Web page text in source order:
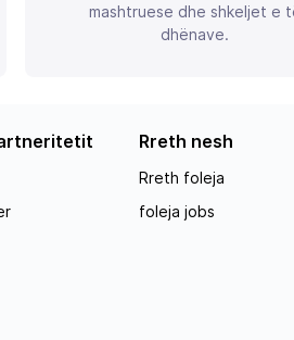
mashtruese dhe shkeljet e
dhënave.
Rreth nesh
Rreth foleja
foleja jobs